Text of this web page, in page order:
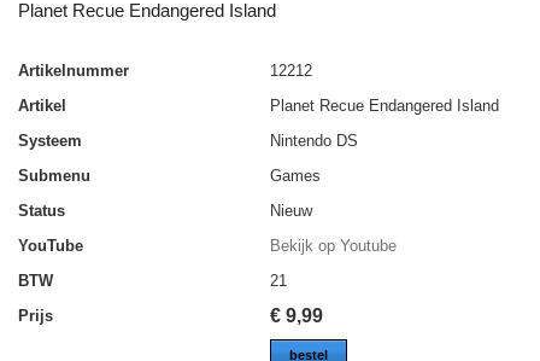
Planet Recue Endangered Island
Artikelnummer
12212
Artikel
Planet Recue Endangered Island
Systeem
Nintendo DS
Submenu
Games
Status
Nieuw
YouTube
Bekijk op Youtube
BTW
21
Prijs
€ 9,99
bestel